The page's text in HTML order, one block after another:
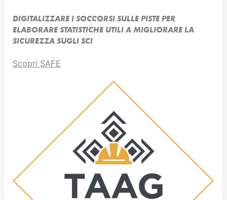
DIGITALIZZARE I SOCCORSI SULLE PISTE PER
ELABORARE STATISTICHE UTILI A MIGLIORARE LA
SICUREZZA SUGLI SCI
Scopri SAFE